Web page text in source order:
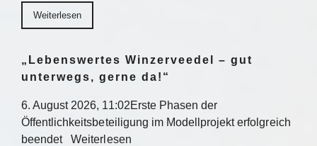
Weiterlesen
„Lebenswertes Winzerveedel – gut
unterwegs, gerne da!“
6. August 2026, 11:02Erste Phasen der
Öffentlichkeitsbeteiligung im Modellprojekt erfolgreich
beendet Weiterlesen